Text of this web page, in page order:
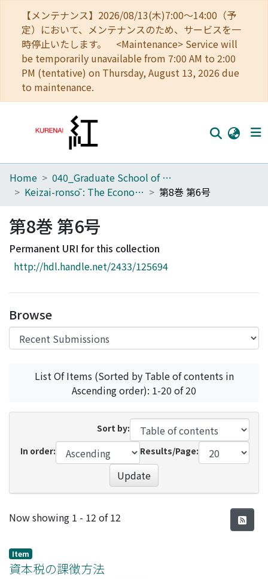
【メンテナンス】2026/08/13(木)7:00～14:00（予
定）において、メンテナンスのため、サービスを一
時停止いたします。 <Maintenance> Service will
be temporarily unavailable from 7:00 AM to 2:00
PM (tentative) on Thursday, August 13, 2026 due
to maintenance.
Home
Browse
Download Ranking
Access Statistics
Home
040_Graduate School of Economics
Keizai-ronsō : The Economic Review
第8巻 第6号
第8巻 第6号
Permanent URI for this collection
http://hdl.handle.net/2433/125694
Browse
List Of Items (Sorted by Table of contents in
Ascending order): 1-20 of 20
Sort by:
In order:
Results/Page:
Update
Recent Submissions
Now showing 1 - 12 of 12
Item
資本税の課徴方法